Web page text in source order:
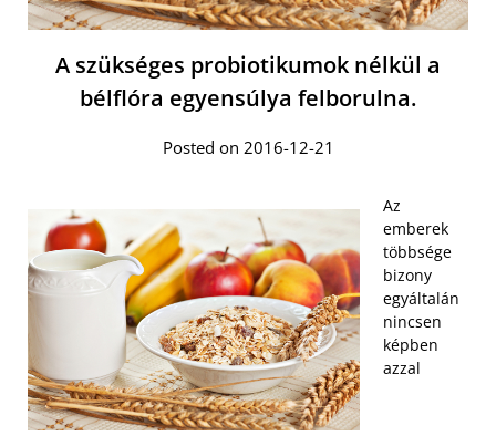
A szükséges probiotikumok nélkül a
bélflóra egyensúlya felborulna.
Posted on 2016-12-21
Az
emberek
többsége
bizony
egyáltalán
nincsen
képben
azzal